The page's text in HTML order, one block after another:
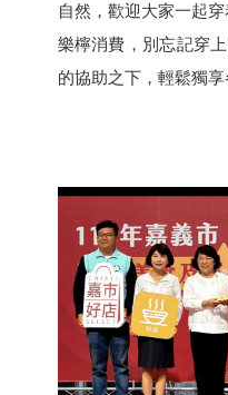
自然，歡迎大家一起
樂檸消費，別忘記穿
的協助之下，輕鬆獨